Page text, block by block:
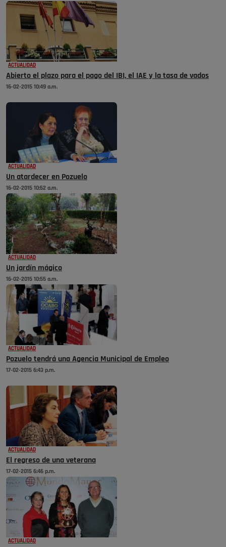
ACTUALIDAD
Abierto el plazo para el pago del IBI, el IAE y la tasa de vados
16-02-2015 10:49 a.m.
ACTUALIDAD
Un atardecer en Pozuelo
16-02-2015 10:52 a.m.
ACTUALIDAD
Un jardín mágico
16-02-2015 10:55 a.m.
ACTUALIDAD
Pozuelo tendrá una Agencia Municipal de Empleo
17-02-2015 6:43 p.m.
ACTUALIDAD
El regreso de una veterana
17-02-2015 6:46 p.m.
ACTUALIDAD